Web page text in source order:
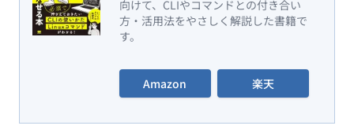
向けて、CLIやコマンドとの付き合い
方・活用法をやさしく解説した書籍で
す。
Amazon 楽天